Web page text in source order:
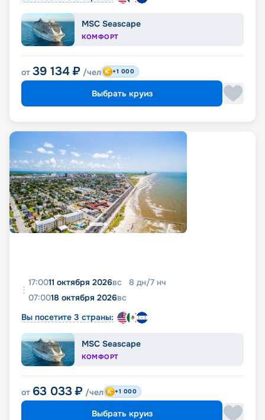
MSC Seascape
КОМФОРТ
от 39 134 ₽ /чел +1 000
Выбрать круиз
17:0011 октября 2026вс 8 дн/7 нч
07:0018 октября 2026вс
Вы посетите 3 страны:
MSC Seascape
КОМФОРТ
от 63 033 ₽ /чел +1 000
Выбрать круиз